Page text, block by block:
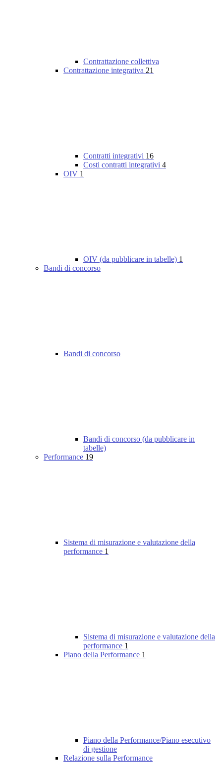
Contrattazione collettiva
Contrattazione integrativa 21
Contratti integrativi 16
Costi contratti integrativi 4
OIV 1
OIV (da pubblicare in tabelle) 1
Bandi di concorso
Bandi di concorso
Bandi di concorso (da pubblicare in
tabelle)
Performance 19
Sistema di misurazione e valutazione della
performance 1
Sistema di misurazione e valutazione della
performance 1
Piano della Performance 1
Piano della Performance/Piano esecutivo
di gestione
Relazione sulla Performance